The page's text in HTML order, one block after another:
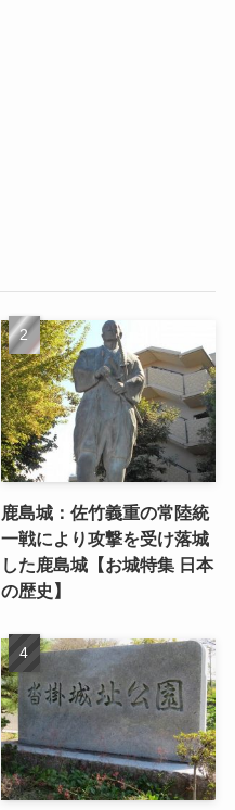
鹿島城：佐竹義重の常陸統
一戦により攻撃を受け落城
した鹿島城【お城特集 日本
の歴史】